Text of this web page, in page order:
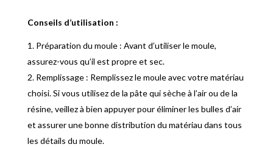
Conseils d’utilisation :
Préparation du moule : Avant d’utiliser le moule,
assurez-vous qu’il est propre et sec.
Remplissage : Remplissez le moule avec votre matériau
choisi. Si vous utilisez de la pâte qui sèche à l’air ou de la
résine, veillez à bien appuyer pour éliminer les bulles d’air
et assurer une bonne distribution du matériau dans tous
les détails du moule.